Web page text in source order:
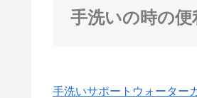
手洗いの時の
手洗いサポートウォーター